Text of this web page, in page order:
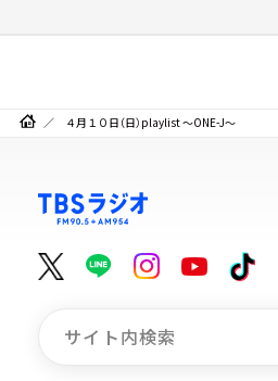
４月１０日（日）playlist ～ONE-J～